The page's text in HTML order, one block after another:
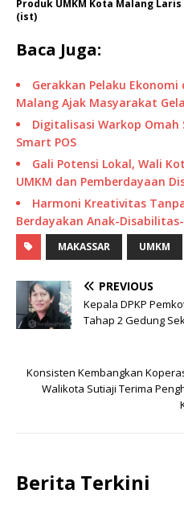
Produk UMKM Kota Malang
(ist)
Baca Juga:
Gerakkan Pelaku Ekonomi
Malang Ajak Masyarakat
Digitalisasi Warkop
Smart POS
Gali Potensi Lokal, Wali
UMKM dan Pemberdayaan
Harmoni Kreativitas
Berdayakan Anak-
MAKASSAR UMKM
PREVIOUS
Kepala DPKP
Tahap 2 Gedung
Konsisten Kembangkan
Walikota Sutiaji Terima
Berita Terkini